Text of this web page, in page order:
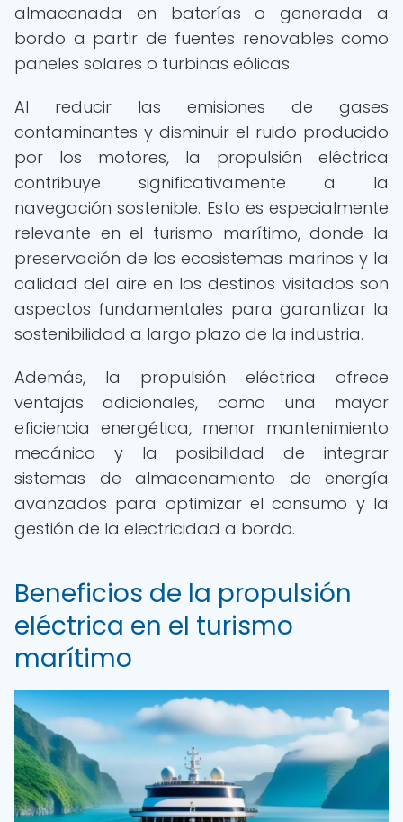
almacenada en baterías o generada a
bordo a partir de fuentes renovables como
paneles solares o turbinas eólicas.
Al reducir las emisiones de gases
contaminantes y disminuir el ruido producido
por los motores, la propulsión eléctrica
contribuye significativamente a la
navegación sostenible. Esto es especialmente
relevante en el turismo marítimo, donde la
preservación de los ecosistemas marinos y la
calidad del aire en los destinos visitados son
aspectos fundamentales para garantizar la
sostenibilidad a largo plazo de la industria.
Además, la propulsión eléctrica ofrece
ventajas adicionales, como una mayor
eficiencia energética, menor mantenimiento
mecánico y la posibilidad de integrar
sistemas de almacenamiento de energía
avanzados para optimizar el consumo y la
gestión de la electricidad a bordo.
Beneficios de la propulsión
eléctrica en el turismo
marítimo